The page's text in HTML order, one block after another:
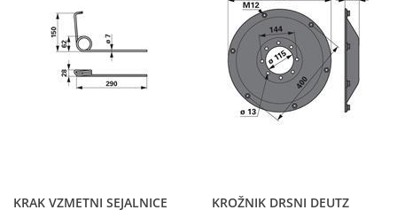
KRAK VZMETNI SEJALNICE
KROŽNIK DRSNI DEUTZ